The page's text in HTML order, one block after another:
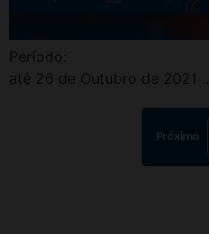
Período:
até 26 de Outubro de 2021 …
Próximo